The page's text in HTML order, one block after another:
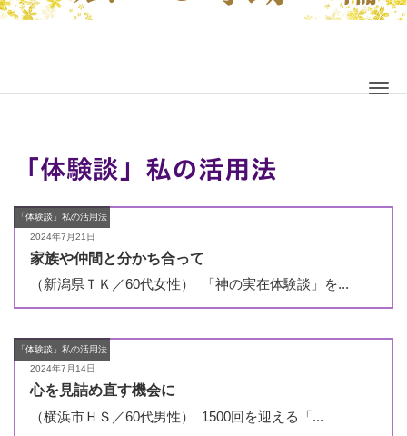
「体験談」私の活用法
2024年7月21日
「体験談」私の活用法
家族や仲間と分かち合って
（新潟県ＴＫ／60代女性） 「神の実在体験談」を...
2024年7月14日
「体験談」私の活用法
心を見詰め直す機会に
（横浜市ＨＳ／60代男性） 1500回を迎える「...